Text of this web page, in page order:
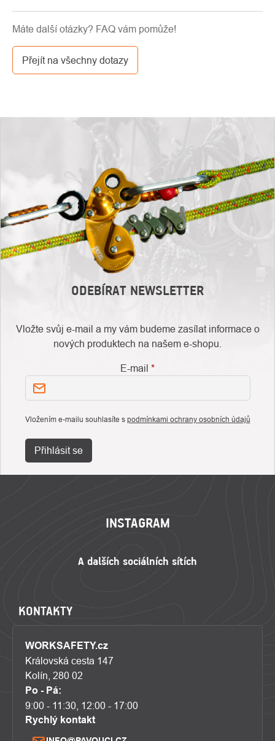
info@pavouci.cz
GLS. Cena této dopravy je dle kalkulace od
dopravce.
Máte další otázky? FAQ vám pomůže!
Přejít na všechny dotazy
ODEBÍRAT NEWSLETTER
Vložte svůj e-mail a my vám budeme zasílat informace o
nových produktech na našem e-shopu.
E-mail
Vložením e-mailu souhlasíte s podmínkami ochrany osobních údajů
Přihlásit se
INSTAGRAM
KONTAKTY
WORKSAFETY.cz
Královská cesta 147
Kolín, 280 02
Po - Pá:
9:00 - 11:30, 12:00 - 17:00
Rychlý kontakt